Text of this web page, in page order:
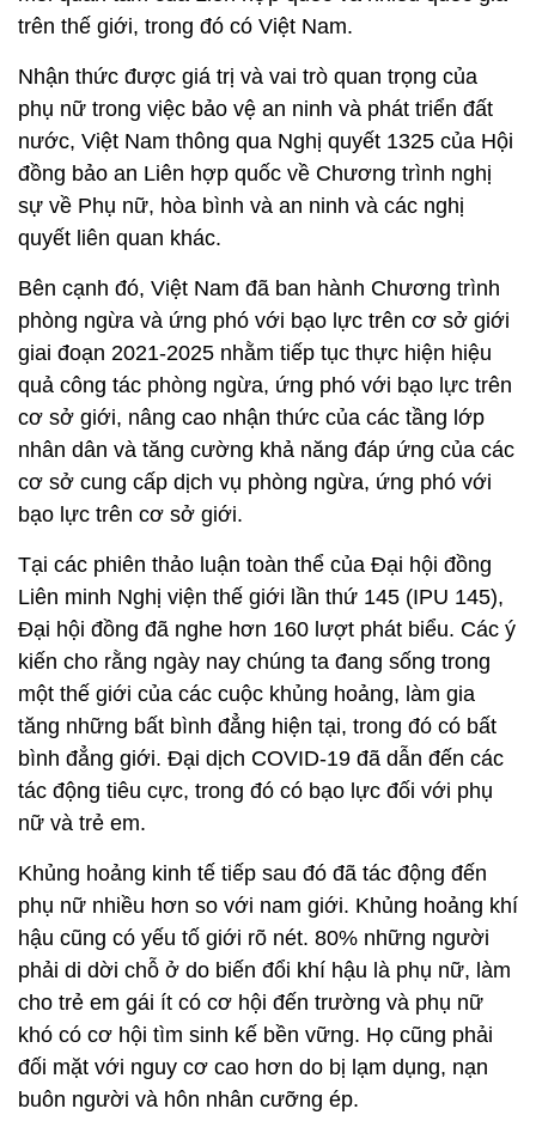
trên thế giới, trong đó có Việt Nam.
Nhận thức được giá trị và vai trò quan trọng của
phụ nữ trong việc bảo vệ an ninh và phát triển đất
nước, Việt Nam thông qua Nghị quyết 1325 của Hội
đồng bảo an Liên hợp quốc về Chương trình nghị
sự về Phụ nữ, hòa bình và an ninh và các nghị
quyết liên quan khác.
Bên cạnh đó, Việt Nam đã ban hành Chương trình
phòng ngừa và ứng phó với bạo lực trên cơ sở giới
giai đoạn 2021-2025 nhằm tiếp tục thực hiện hiệu
quả công tác phòng ngừa, ứng phó với bạo lực trên
cơ sở giới, nâng cao nhận thức của các tầng lớp
nhân dân và tăng cường khả năng đáp ứng của các
cơ sở cung cấp dịch vụ phòng ngừa, ứng phó với
bạo lực trên cơ sở giới.
Tại các phiên thảo luận toàn thể của Đại hội đồng
Liên minh Nghị viện thế giới lần thứ 145 (IPU 145),
Đại hội đồng đã nghe hơn 160 lượt phát biểu. Các ý
kiến cho rằng ngày nay chúng ta đang sống trong
một thế giới của các cuộc khủng hoảng, làm gia
tăng những bất bình đẳng hiện tại, trong đó có bất
bình đẳng giới. Đại dịch COVID-19 đã dẫn đến các
tác động tiêu cực, trong đó có bạo lực đối với phụ
nữ và trẻ em.
Khủng hoảng kinh tế tiếp sau đó đã tác động đến
phụ nữ nhiều hơn so với nam giới. Khủng hoảng khí
hậu cũng có yếu tố giới rõ nét. 80% những người
phải di dời chỗ ở do biến đổi khí hậu là phụ nữ, làm
cho trẻ em gái ít có cơ hội đến trường và phụ nữ
khó có cơ hội tìm sinh kế bền vững. Họ cũng phải
đối mặt với nguy cơ cao hơn do bị lạm dụng, nạn
buôn người và hôn nhân cưỡng ép.